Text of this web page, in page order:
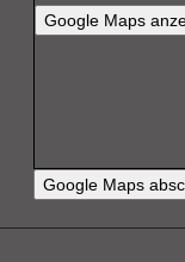
Google Maps
Google Maps